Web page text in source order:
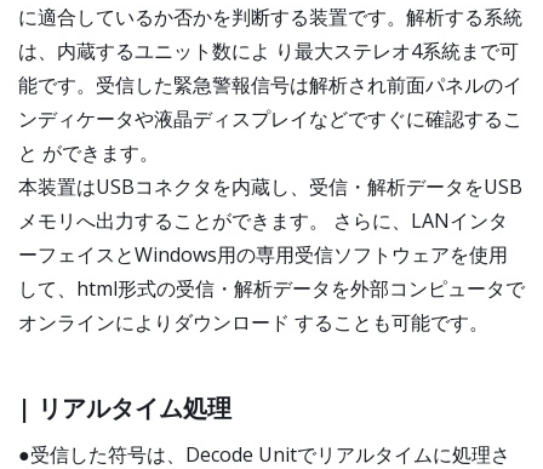
に適合しているか否かを判断する装置です。解析する系統
は、内蔵するユニット数によ り最大ステレオ4系統まで可
能です。受信した緊急警報信号は解析され前面パネルのイ
ンディケータや液晶ディスプレイなどですぐに確認するこ
と ができます。
本装置はUSBコネクタを内蔵し、受信・解析データをUSB
メモリへ出力することができます。 さらに、LANインタ
ーフェイスとWindows用の専用受信ソフトウェアを使用
して、html形式の受信・解析データを外部コンピュータで
オンラインによりダウンロード することも可能です。
| リアルタイム処理
●受信した符号は、Decode Unitでリアルタイムに処理さ